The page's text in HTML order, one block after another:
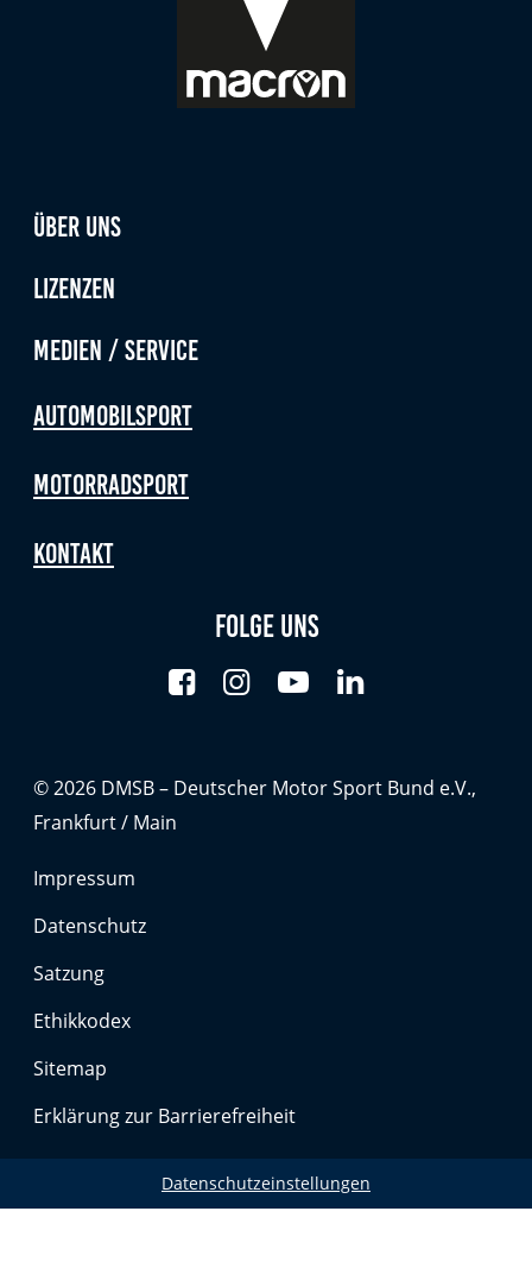
Über uns
Lizenzen
Medien / Service
Automobilsport
Motorradsport
Kontakt
Folge uns
© 2026 DMSB – Deutscher Motor Sport Bund e.V.,
Frankfurt / Main
Impressum
Datenschutz
Satzung
Ethikkodex
Sitemap
Erklärung zur Barrierefreiheit
Datenschutzeinstellungen